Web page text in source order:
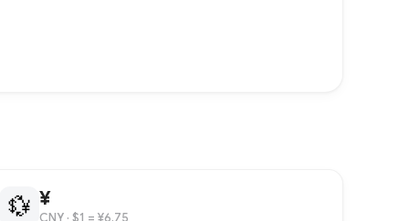
💱 ¥
CNY · $1 = ¥6.75